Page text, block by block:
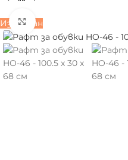
ИзчерпанClick to enlarge